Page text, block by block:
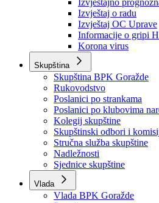
Obavještenja i izvještaji
Obavještenja Vlade
Izvještajno
Izvještaj o radu
Izvještaj OC Uprave
Informacije o gripi
Korona virus
Skupština
Skupština BPK Goražde
Rukovodstvo
Poslanici po strankama
Poslanici po klubovima
Kolegij skupštine
Skupštinski odbori i
Stručna služba skupštine
Nadležnosti
Sjednice skupštine